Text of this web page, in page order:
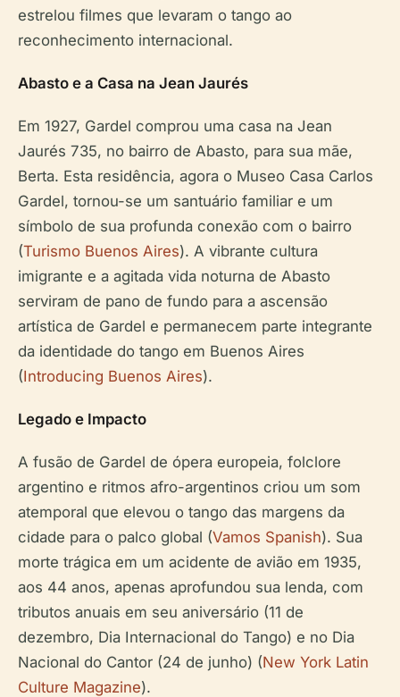
estrelou filmes que levaram o tango ao
reconhecimento internacional.
Abasto e a Casa na Jean Jaurés
Em 1927, Gardel comprou uma casa na Jean
Jaurés 735, no bairro de Abasto, para sua mãe,
Berta. Esta residência, agora o Museo Casa Carlos
Gardel, tornou-se um santuário familiar e um
símbolo de sua profunda conexão com o bairro
(Turismo Buenos Aires). A vibrante cultura
imigrante e a agitada vida noturna de Abasto
serviram de pano de fundo para a ascensão
artística de Gardel e permanecem parte integrante
da identidade do tango em Buenos Aires
(Introducing Buenos Aires).
Legado e Impacto
A fusão de Gardel de ópera europeia, folclore
argentino e ritmos afro-argentinos criou um som
atemporal que elevou o tango das margens da
cidade para o palco global (Vamos Spanish). Sua
morte trágica em um acidente de avião em 1935,
aos 44 anos, apenas aprofundou sua lenda, com
tributos anuais em seu aniversário (11 de
dezembro, Dia Internacional do Tango) e no Dia
Nacional do Cantor (24 de junho) (New York Latin
Culture Magazine).